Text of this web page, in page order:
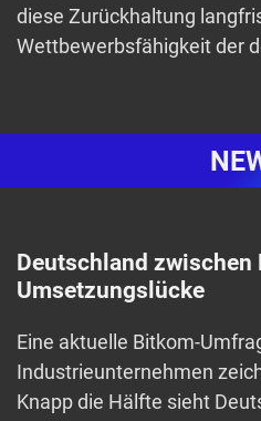
diese Zurückhaltung
Wettbewerbsfähigkeit der
Deutschland zwischen
Umsetzungslücke
Eine aktuelle Bitkom-
Industrieunternehmen
Knapp die Hälfte sieht